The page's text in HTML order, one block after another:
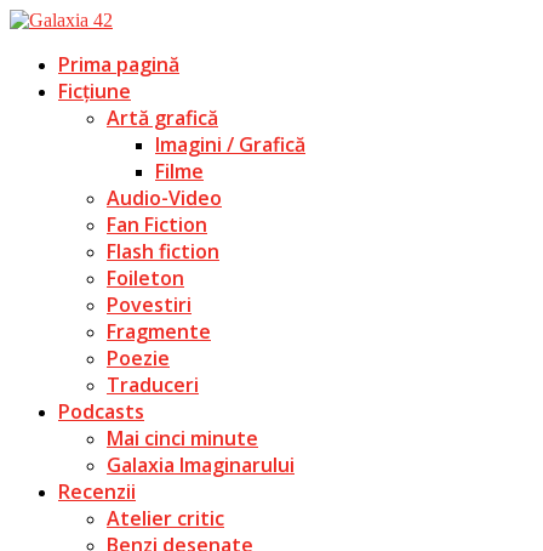
Prima pagină
Ficțiune
Artă grafică
Imagini / Grafică
Filme
Audio-Video
Fan Fiction
Flash fiction
Foileton
Povestiri
Fragmente
Poezie
Traduceri
Podcasts
Mai cinci minute
Galaxia Imaginarului
Recenzii
Atelier critic
Benzi desenate